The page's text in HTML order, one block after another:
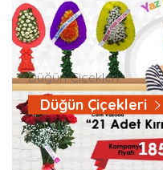
Düğün Çiçekleri
Düğün Çiçekleri